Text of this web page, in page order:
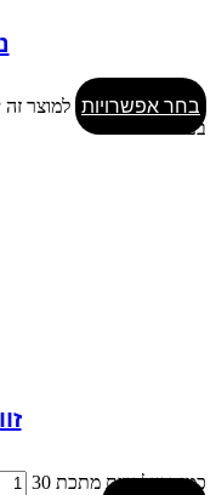
בחר אפשרויות למוצר
בעמוד המוצר
כמות של זווית מתכת 30